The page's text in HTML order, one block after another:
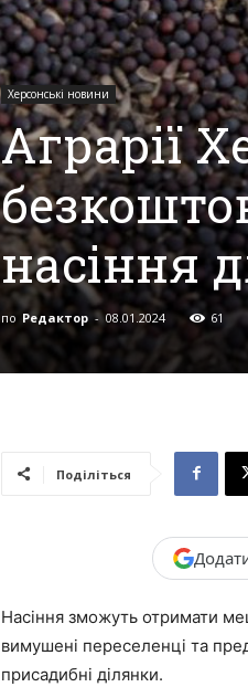
Херсонські новини
Аграрії
насіння
по Редактор - 08.01.2024 61
Поділіться
Насіння зможуть отримати
вимушені переселенці та
присадибні ділянки.